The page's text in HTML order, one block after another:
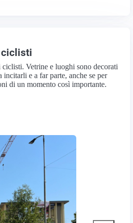
ciclisti
Vetrine e luoghi sono decorati
e a far parte, anche se per
di un momento così importante.